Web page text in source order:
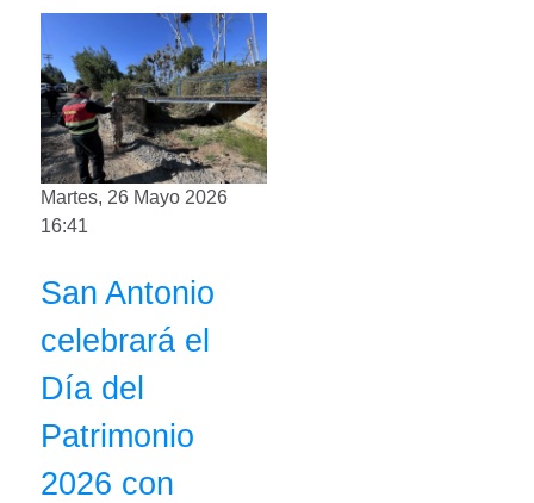
Martes, 26 Mayo 2026
16:41
San Antonio
celebrará el
Día del
Patrimonio
2026 con